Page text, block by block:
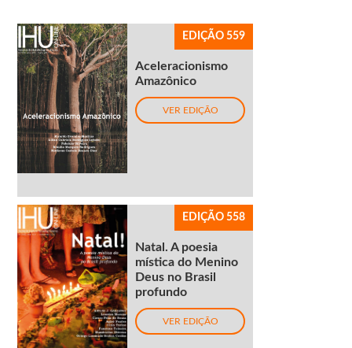
EDIÇÃO 559
Aceleracionismo
Amazônico
VER EDIÇÃO
EDIÇÃO 558
Natal. A poesia
mística do Menino
Deus no Brasil
profundo
VER EDIÇÃO